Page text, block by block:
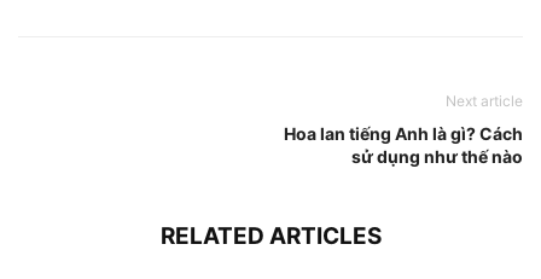
Next article
Hoa lan tiếng Anh là gì? Cách
sử dụng như thế nào
RELATED ARTICLES